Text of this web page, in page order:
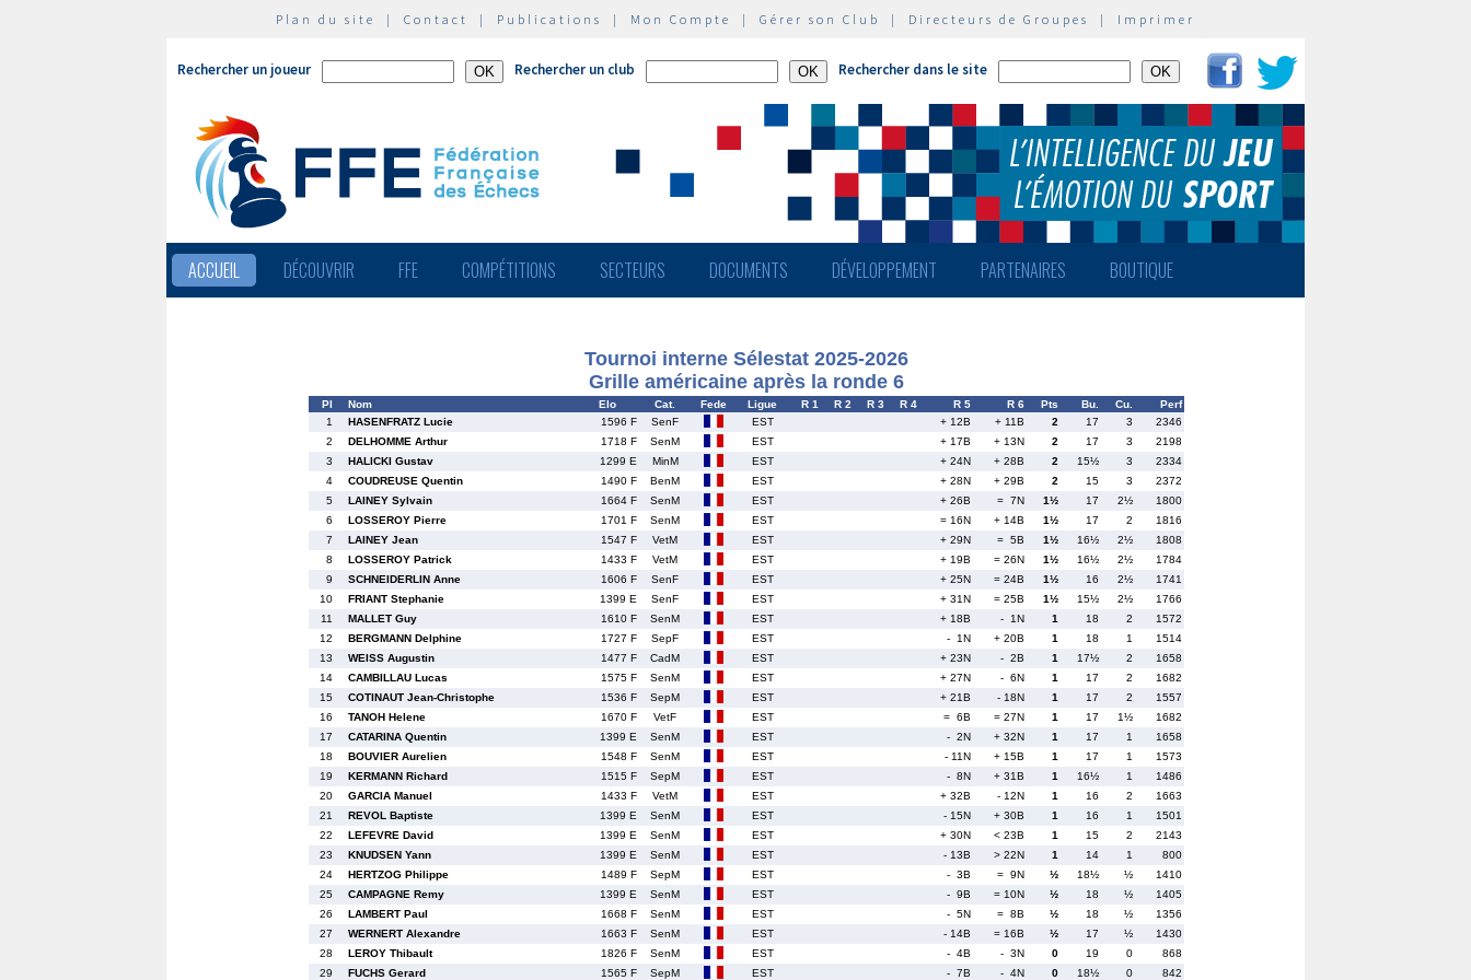
Plan du site | Contact | Publications | Mon Compte | Gérer son Club | Directeurs de Groupes | Imprimer
Rechercher un joueur Rechercher un club Rechercher dans le site
ACCUEIL DÉCOUVRIR FFE COMPÉTITIONS SECTEURS DOCUMENTS DÉVELOPPEMENT PARTENAIRES BOUTIQUE
Tournoi interne Sélestat 2025-2026
Grille américaine après la ronde 6
Pl Nom Elo Cat. Fede Ligue R 1 R 2 R 3 R 4 R 5 R 6 Pts Bu. Cu.
Perf
1
HASENFRATZ Lucie 1596 F SenF EST + 12B + 11B 2 17 3
2346
2
DELHOMME Arthur 1718 F SenM EST + 17B + 13N 2 17 3
2198
3
HALICKI Gustav 1299 E MinM EST + 24N + 28B 2 15½ 3
2334
4
COUDREUSE Quentin 1490 F BenM EST + 28N + 29B 2 15 3
2372
5
LAINEY Sylvain 1664 F SenM EST + 26B = 7N 1½ 17 2½
1800
6
LOSSEROY Pierre 1701 F SenM EST = 16N + 14B 1½ 17 2
1816
7
LAINEY Jean 1547 F VetM EST + 29N = 5B 1½ 16½ 2½
1808
8
LOSSEROY Patrick 1433 F VetM EST + 19B = 26N 1½ 16½ 2½
1784
9
SCHNEIDERLIN Anne 1606 F SenF EST + 25N = 24B 1½ 16 2½
1741
10
FRIANT Stephanie 1399 E SenF EST + 31N = 25B 1½ 15½ 2½
1766
11
MALLET Guy 1610 F SenM EST + 18B - 1N 1 18 2
1572
12
BERGMANN Delphine 1727 F SepF EST - 1N + 20B 1 18 1
1514
13
WEISS Augustin 1477 F CadM EST + 23N - 2B 1 17½ 2
1658
14
CAMBILLAU Lucas 1575 F SenM EST + 27N - 6N 1 17 2
1682
15
COTINAUT Jean-Christophe 1536 F SepM EST + 21B - 18N 1 17 2
1557
16
TANOH Helene 1670 F VetF EST = 6B = 27N 1 17 1½
1682
17
CATARINA Quentin 1399 E SenM EST - 2N + 32N 1 17 1
1658
18
BOUVIER Aurelien 1548 F SenM EST - 11N + 15B 1 17 1
1573
19
KERMANN Richard 1515 F SepM EST - 8N + 31B 1 16½ 1
1486
20
GARCIA Manuel 1433 F VetM EST + 32B - 12N 1 16 2
1663
21
REVOL Baptiste 1399 E SenM EST - 15N + 30B 1 16 1
1501
22
LEFEVRE David 1399 E SenM EST + 30N < 23B 1 15 2
2143
23
KNUDSEN Yann 1399 E SenM EST - 13B > 22N 1 14 1
800
24
HERTZOG Philippe 1489 F SepM EST - 3B = 9N ½ 18½ ½
1410
25
CAMPAGNE Remy 1399 E SenM EST - 9B = 10N ½ 18 ½
1405
26
LAMBERT Paul 1668 F SenM EST - 5N = 8B ½ 18 ½
1356
27
WERNERT Alexandre 1663 F SenM EST - 14B = 16B ½ 17 ½
1430
28
LEROY Thibault 1826 F SenM EST - 4B - 3N 0 19 0
868
29
FUCHS Gerard 1565 F SepM EST - 7B - 4N 0 18½ 0 842